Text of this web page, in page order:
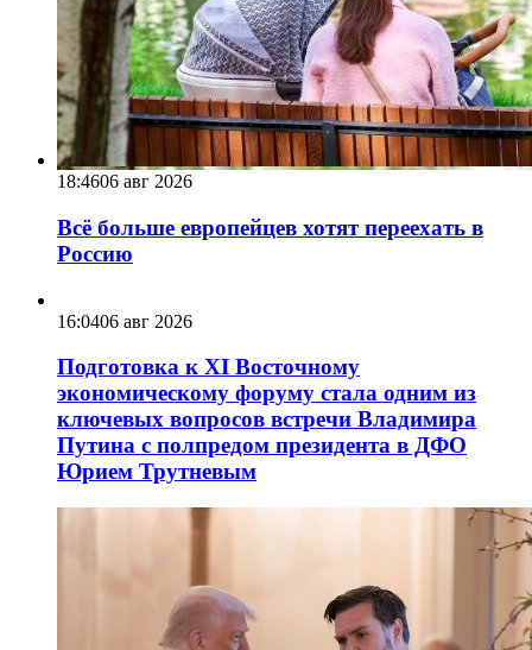
18:4606 авг 2026
Всё больше европейцев хотят переехать в
Россию
16:0406 авг 2026
Подготовка к XI Восточному
экономическому форуму стала одним из
ключевых вопросов встречи Владимира
Путина с полпредом президента в ДФО
Юрием Трутневым